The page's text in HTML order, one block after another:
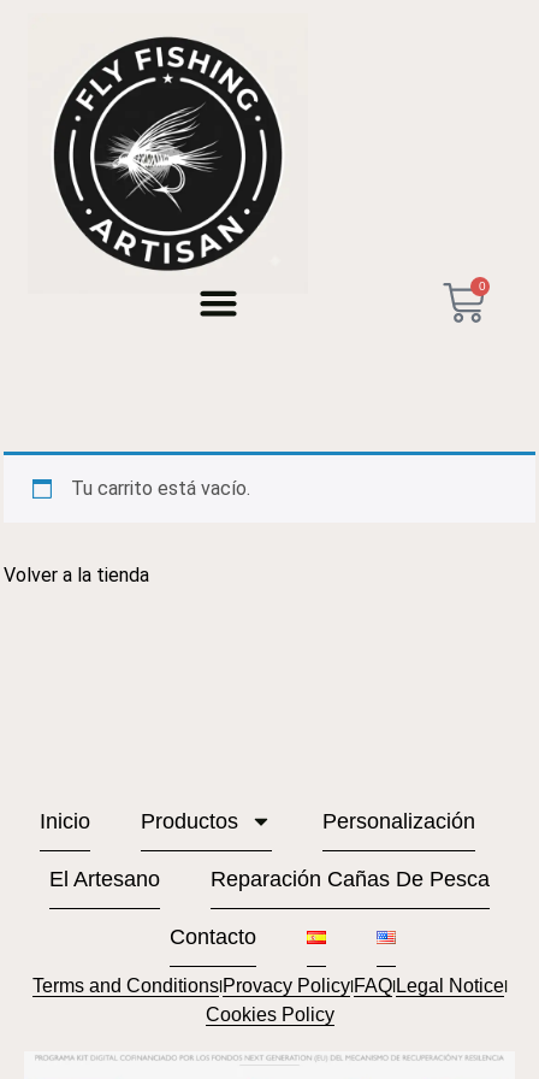
0
Carrito
Tu carrito está vacío.
Volver a la tienda
Inicio Productos Personalización
El Artesano Reparación Cañas De Pesca
Contacto
Terms and ConditionslProvacy PolicylFAQlLegal Noticel
Cookies Policy